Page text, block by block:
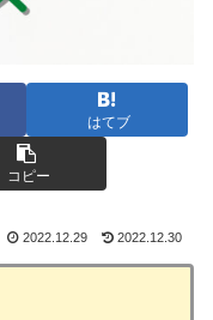
はてブ
コピー
2022.12.29 2022.12.30